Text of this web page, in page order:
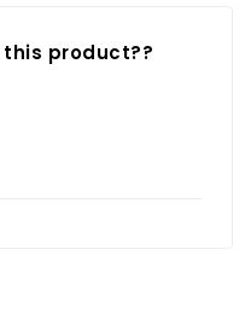
product??